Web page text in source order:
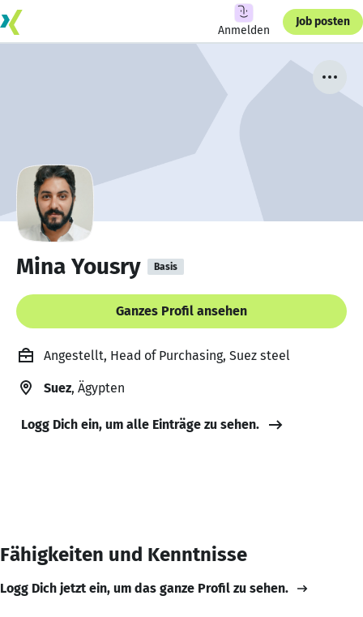
Anmelden
Job posten
Mina Yousry Basis
Ganzes Profil ansehen
Angestellt, Head of Purchasing, Suez steel
Suez, Ägypten
Logg Dich ein, um alle Einträge zu sehen.
Fähigkeiten und Kenntnisse
Logg Dich jetzt ein, um das ganze Profil zu sehen.